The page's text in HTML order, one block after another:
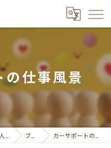
の仕事風景
ブログ カーサポートの仕事風景